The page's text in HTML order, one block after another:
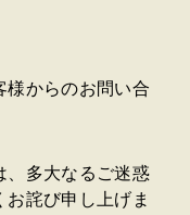
様からのお問い合
、多大なるご迷惑
詫び申し上げま